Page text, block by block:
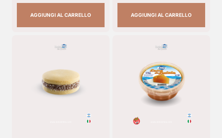
AGGIUNGI AL CARRELLO AGGIUNGI AL CARRELLO